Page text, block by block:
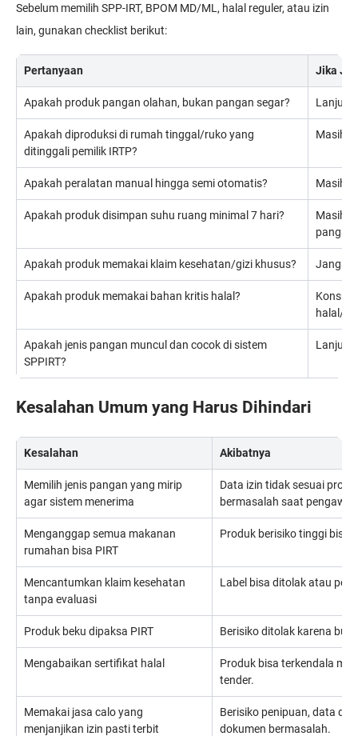
Sebelum memilih SPP-IRT, BPOM MD/ML, halal reguler, atau izin
lain, gunakan checklist berikut:
Pertanyaan Jika
Apakah produk pangan olahan, bukan pangan segar? Lanjut
Apakah diproduksi di rumah tinggal/ruko yang
ditinggali pemilik IRTP?
Masih
Apakah peralatan manual hingga semi otomatis? Masih
Apakah produk disimpan suhu ruang minimal 7 hari?
Masih
pangan
Apakah produk memakai klaim kesehatan/gizi khusus? Jangan
Apakah produk memakai bahan kritis halal?
halal/
Apakah jenis pangan muncul dan cocok di sistem
SPPIRT?
Lanjut
Kesalahan Umum yang Harus Dihindari
Kesalahan Akibatnya
Memilih jenis pangan yang mirip
agar sistem menerima
Data izin tidak sesuai
bermasalah saat
Menganggap semua makanan
rumahan bisa PIRT
Produk berisiko tinggi bisa
Mencantumkan klaim kesehatan
tanpa evaluasi
Label bisa ditolak atau
Produk beku dipaksa PIRT Berisiko ditolak karena
Mengabaikan sertifikat halal
Produk bisa terkendala
tender.
Memakai jasa calo yang
menjanjikan izin pasti terbit
Berisiko penipuan, data
dokumen bermasalah.